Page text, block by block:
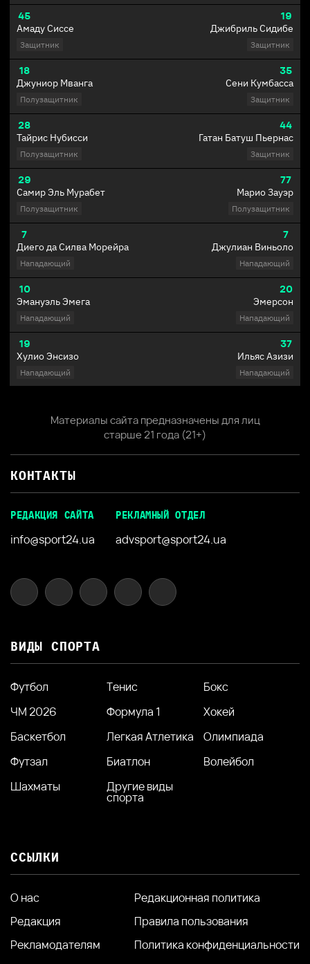
45
Амаду Сиссе
Защитник
18
Джуниор Мванга
Полузащитник
28
Тайрис Нубисси
Полузащитник
29
Самир Эль Мурабет
Полузащитник
7
Диего да Силва Морейра
Нападающий
10
Эмануэль Эмега
Нападающий
19
Хулио Энсизо
Нападающий
19
Джибриль Сидибе
Защитник
35
Сени Кумбасса
Защитник
44
Гатан Батуш Пьернас
Защитник
77
Марио Зауэр
Полузащитник
7
Джулиан Виньоло
Нападающий
20
Эмерсон
Нападающий
37
Ильяс Азизи
Нападающий
Материалы сайта предназначены для лиц
старше 21 года (21+)
КОНТАКТЫ
РЕДАКЦИЯ САЙТА
info@sport24.ua
РЕКЛАМНЫЙ ОТДЕЛ
advsport@sport24.ua
ВИДЫ СПОРТА
Футбол Тенис
Бокс
ЧМ 2026
Формула 1
Хокей
Баскетбол
Легкая Атлетика
Олимпиада
Футзал
Биатлон
Волейбол
Шахматы
Другие виды
спорта
ССЫЛКИ
О нас
Редакция
Рекламодателям
Редакционная политика
Правила пользования
Политика конфиденциальности